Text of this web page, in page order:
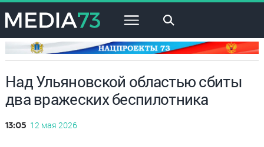
×
Над Ульяновской областью сбиты
два вражеских беспилотника
13:05 12 мая 2026